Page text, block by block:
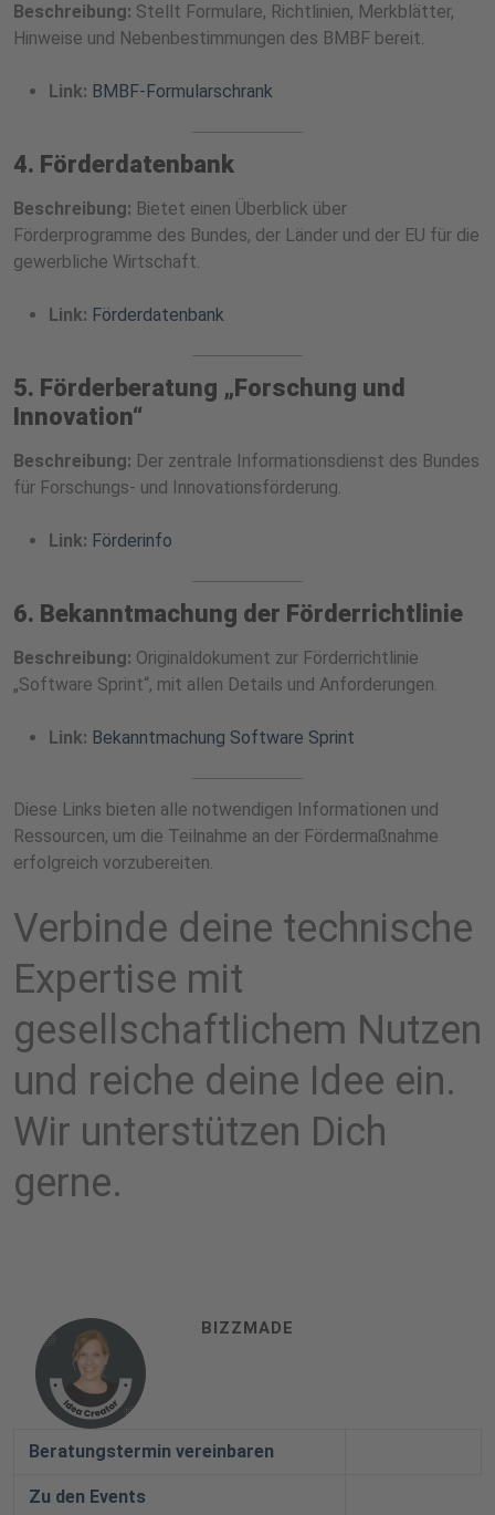
Beschreibung: Stellt Formulare, Richtlinien, Merkblätter,
Hinweise und Nebenbestimmungen des BMBF bereit.
Link: BMBF-Formularschrank
4. Förderdatenbank
Beschreibung: Bietet einen Überblick über
Förderprogramme des Bundes, der Länder und der EU für die
gewerbliche Wirtschaft.
Link: Förderdatenbank
5. Förderberatung „Forschung und
Innovation“
Beschreibung: Der zentrale Informationsdienst des Bundes
für Forschungs- und Innovationsförderung.
Link: Förderinfo
6. Bekanntmachung der Förderrichtlinie
Beschreibung: Originaldokument zur Förderrichtlinie
„Software Sprint“, mit allen Details und Anforderungen.
Link: Bekanntmachung Software Sprint
Diese Links bieten alle notwendigen Informationen und
Ressourcen, um die Teilnahme an der Fördermaßnahme
erfolgreich vorzubereiten.
Verbinde deine technische
Expertise mit
gesellschaftlichem Nutzen
und reiche deine Idee ein.
Wir unterstützen Dich
gerne.
BIZZMADE
Beratungstermin vereinbaren
Zu den Events